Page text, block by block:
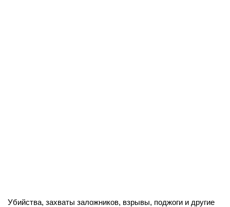
Убийства, захваты заложников, взрывы, поджоги и другие